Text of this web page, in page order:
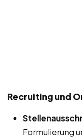
Recruiting und
Formulierung